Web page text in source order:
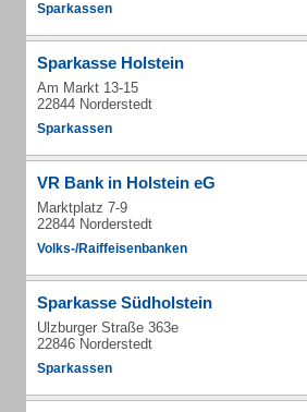
Sparkassen
Sparkasse Holstein
Am Markt 13-15
22844 Norderstedt
Sparkassen
VR Bank in Holstein eG
Marktplatz 7-9
22844 Norderstedt
Volks-/Raiffeisenbanken
Sparkasse Südholstein
Ulzburger Straße 363e
22846 Norderstedt
Sparkassen